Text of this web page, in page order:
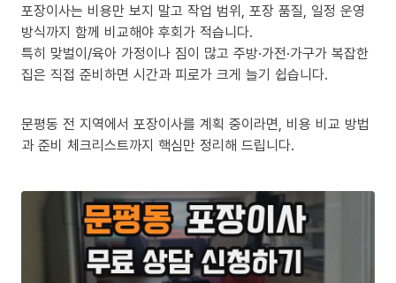
포장이사는 비용만 보지 말고 작업 범위, 포장 품질, 일정 운영
방식까지 함께 비교해야 후회가 적습니다.
특히 맞벌이/육아 가정이나 짐이 많고 주방·가전·가구가 복잡한
집은 직접 준비하면 시간과 피로가 크게 늘기 쉽습니다.
문평동 전 지역에서 포장이사를 계획 중이라면, 비용 비교 방법
과 준비 체크리스트까지 핵심만 정리해 드립니다.